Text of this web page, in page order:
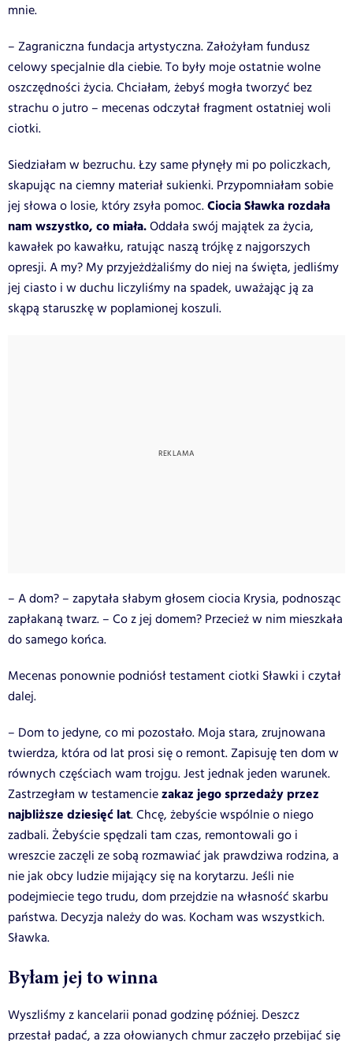
mnie.
– Zagraniczna fundacja artystyczna. Założyłam fundusz
celowy specjalnie dla ciebie. To były moje ostatnie wolne
oszczędności życia. Chciałam, żebyś mogła tworzyć bez
strachu o jutro – mecenas odczytał fragment ostatniej woli
ciotki.
Siedziałam w bezruchu. Łzy same płynęły mi po policzkach,
skapując na ciemny materiał sukienki. Przypomniałam sobie
jej słowa o losie, który zsyła pomoc.Ciocia Sławka rozdała
nam wszystko, co miała.Oddała swój majątek za życia,
kawałek po kawałku, ratując naszą trójkę z najgorszych
opresji. A my? My przyjeżdżaliśmy do niej na święta, jedliśmy
jej ciasto i w duchu liczyliśmy na spadek, uważając ją za
skąpą staruszkę w poplamionej koszuli.
– A dom? – zapytała słabym głosem ciocia Krysia, podnosząc
zapłakaną twarz. – Co z jej domem? Przecież w nim mieszkała
do samego końca.
Mecenas ponownie podniósł testament ciotki Sławki i czytał
dalej.
– Dom to jedyne, co mi pozostało. Moja stara, zrujnowana
twierdza, która od lat prosi się o remont. Zapisuję ten dom w
równych częściach wam trojgu. Jest jednak jeden warunek.
Zastrzegłam w testamenciezakaz jego sprzedaży przez
najbliższe dziesięć lat. Chcę, żebyście wspólnie o niego
zadbali. Żebyście spędzali tam czas, remontowali go i
wreszcie zaczęli ze sobą rozmawiać jak prawdziwa rodzina, a
nie jak obcy ludzie mijający się na korytarzu. Jeśli nie
podejmiecie tego trudu, dom przejdzie na własność skarbu
państwa. Decyzja należy do was. Kocham was wszystkich.
Sławka.
Byłam jej to winna
Wyszliśmy z kancelarii ponad godzinę później. Deszcz
przestał padać, a zza ołowianych chmur zaczęło przebijać się